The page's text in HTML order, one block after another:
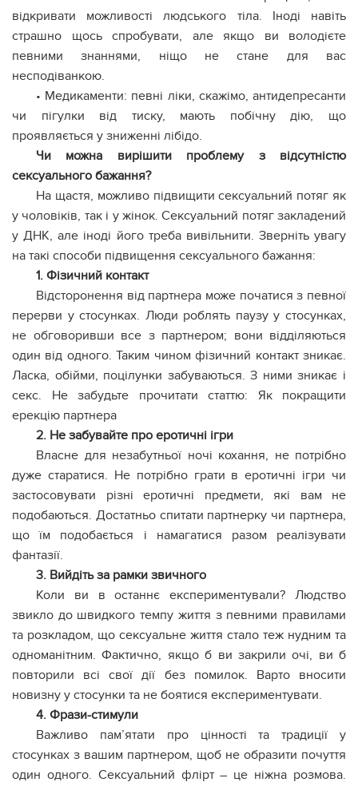
відкривати можливості людського тіла. Іноді навіть
страшно щось спробувати, але якщо ви володієте
певними знаннями, ніщо не стане для вас
несподіванкою.
• Медикаменти: певні ліки, скажімо, антидепресанти
чи пігулки від тиску, мають побічну дію, що
проявляється у зниженні лібідо.
Чи можна вирішити проблему з відсутністю
сексуального бажання?
На щастя, можливо підвищити сексуальний потяг як
у чоловіків, так і у жінок. Сексуальний потяг закладений
у ДНК, але іноді його треба вивільнити. Зверніть увагу
на такі способи підвищення сексуального бажання:
1. Фізичний контакт
Відсторонення від партнера може початися з певної
перерви у стосунках. Люди роблять паузу у стосунках,
не обговоривши все з партнером; вони відділяються
один від одного. Таким чином фізичний контакт зникає.
Ласка, обійми, поцілунки забуваються. З ними зникає і
секс. Не забудьте прочитати статтю: Як покращити
ерекцію партнера
2. Не забувайте про еротичні ігри
Власне для незабутньої ночі кохання, не потрібно
дуже старатися. Не потрібно грати в еротичні ігри чи
застосовувати різні еротичні предмети, які вам не
подобаються. Достатньо спитати партнерку чи партнера,
що їм подобається і намагатися разом реалізувати
фантазії.
3. Вийдіть за рамки звичного
Коли ви в останнє експериментували? Людство
звикло до швидкого темпу життя з певними правилами
та розкладом, що сексуальне життя стало теж нудним та
одноманітним. Фактично, якщо б ви закрили очі, ви б
повторили всі свої дії без помилок. Варто вносити
новизну у стосунки та не боятися експериментувати.
4. Фрази-стимули
Важливо пам’ятати про цінності та традиції у
стосунках з вашим партнером, щоб не образити почуття
один одного. Сексуальний флірт – це ніжна розмова.